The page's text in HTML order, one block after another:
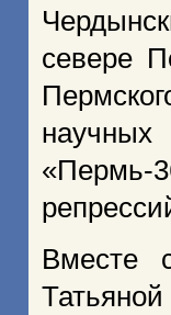
севере
Вместе